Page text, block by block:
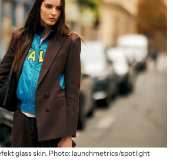
glass skin. Photo: launchmetrics/spotlight